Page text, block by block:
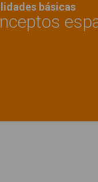
básicas